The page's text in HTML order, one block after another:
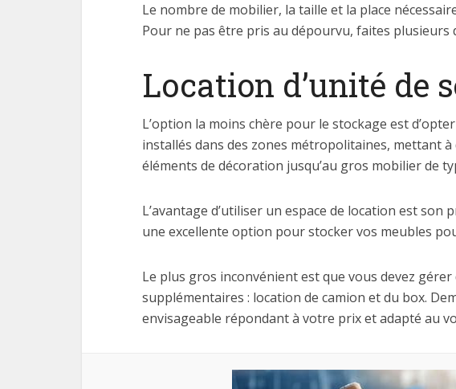
Le nombre de mobilier, la taille et la place
Pour ne pas être pris au dépourvu, faites plusieurs
Location d’unité de
L’option la moins chère pour le stockage est
installés dans des zones métropolitaines, mettant
éléments de décoration jusqu’au gros mobilier de
L’avantage d’utiliser un espace de location est
une excellente option pour stocker vos meubles
Le plus gros inconvénient est que vous devez
supplémentaires : location de camion et du box.
envisageable répondant à votre prix et adapté au